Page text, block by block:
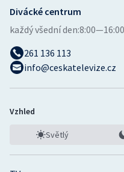
Volejbal
Ostatní
Divácké centrum
každý všední den:
261 136 113
info@ceskatelevize.cz
Vzhled
Světlý